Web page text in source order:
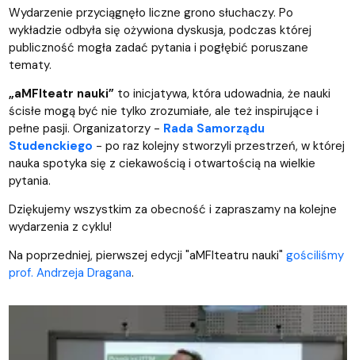
Wydarzenie przyciągnęło liczne grono słuchaczy. Po
wykładzie odbyła się ożywiona dyskusja, podczas której
publiczność mogła zadać pytania i pogłębić poruszane
tematy.
„aMFIteatr nauki”to inicjatywa, która udowadnia, że nauki
ścisłe mogą być nie tylko zrozumiałe, ale też inspirujące i
pełne pasji. Organizatorzy - Rada Samorządu
Studenckiego - po raz kolejny stworzyli przestrzeń, w której
nauka spotyka się z ciekawością i otwartością na wielkie
pytania.
Dziękujemy wszystkim za obecność i zapraszamy na kolejne
wydarzenia z cyklu!
Na poprzedniej, pierwszej edycji "aMFIteatru nauki" gościliśmy
prof. Andrzeja Dragana.